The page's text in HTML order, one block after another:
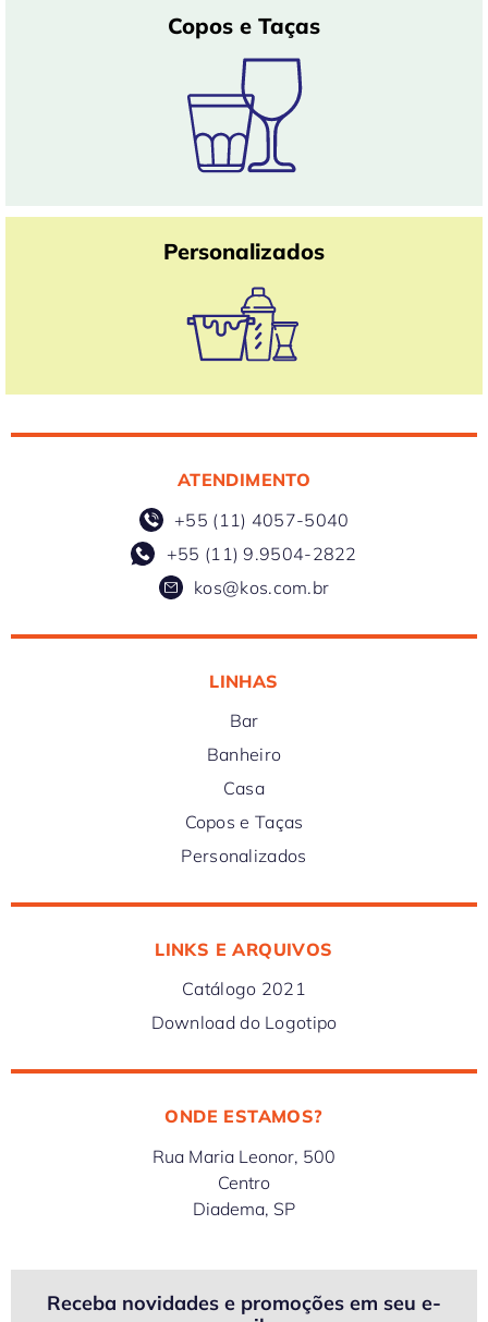
Copos e Taças
Personalizados
ATENDIMENTO
+55 (11) 4057-5040
+55 (11) 9.9504-2822
kos@kos.com.br
LINHAS
Bar
Banheiro
Casa
Copos e Taças
Personalizados
LINKS E ARQUIVOS
Catálogo 2021
Download do Logotipo
ONDE ESTAMOS?
Rua Maria Leonor, 500
Centro
Diadema, SP
Receba novidades e promoções em seu e-